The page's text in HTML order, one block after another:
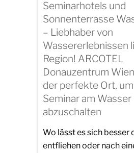
Seminarhotels und
Sonnenterrasse
– Liebhaber von
Wassererlebnissen
Region! ARCOTEL
Donauzentrum
der perfekte Ort,
Seminar am Wasser
abzuschalten
Wo lässt es sich besser
entfliehen oder nach